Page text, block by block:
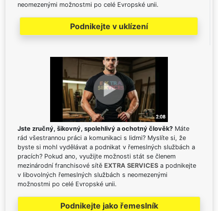
neomezenými možnostmi po celé Evropské unii.
Podnikejte v uklízení
Jste zručný, šikovný, spolehlivý a ochotný člověk? Máte
rád všestrannou práci a komunikaci s lidmi? Myslíte si, že
byste si mohl vydělávat a podnikat v řemeslných službách a
pracích? Pokud ano, využijte možnosti stát se členem
mezinárodní franchisové sítě EXTRA SERVICES a podnikejte
v libovolných řemeslných službách s neomezenými
možnostmi po celé Evropské unii.
Podnikejte jako řemeslník